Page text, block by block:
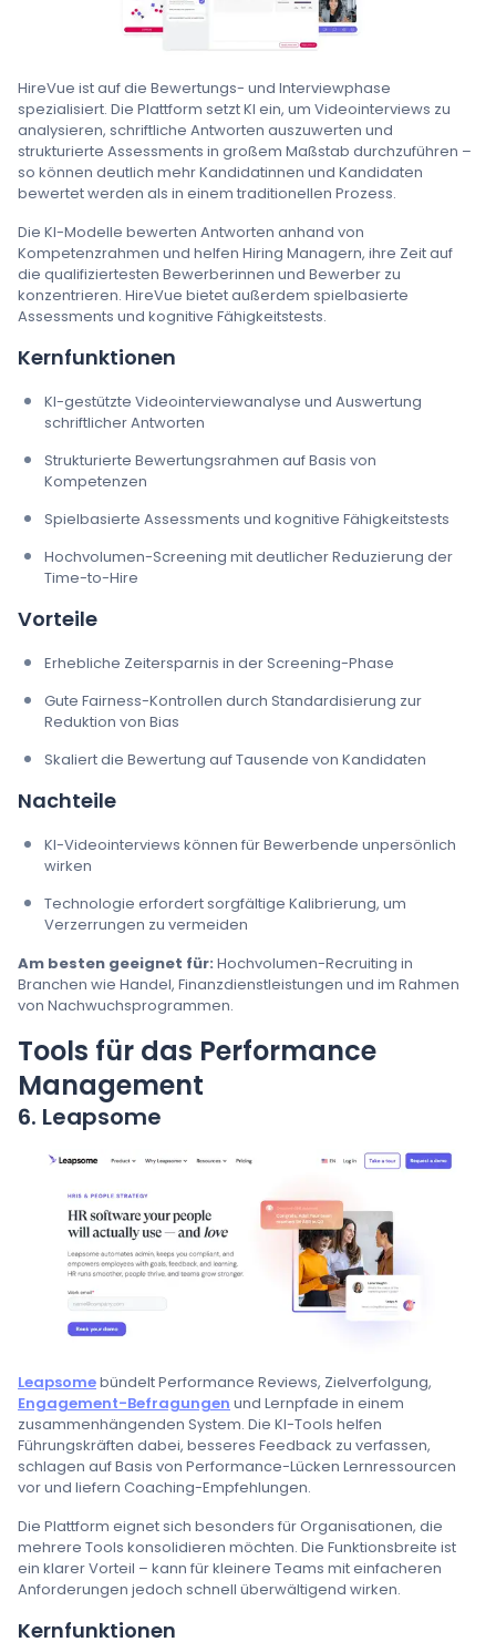
HireVue ist auf die Bewertungs- und Interviewphase
spezialisiert. Die Plattform setzt KI ein, um Videointerviews zu
analysieren, schriftliche Antworten auszuwerten und
strukturierte Assessments in großem Maßstab durchzuführen –
so können deutlich mehr Kandidatinnen und Kandidaten
bewertet werden als in einem traditionellen Prozess.
Die KI-Modelle bewerten Antworten anhand von
Kompetenzrahmen und helfen Hiring Managern, ihre Zeit auf
die qualifiziertesten Bewerberinnen und Bewerber zu
konzentrieren. HireVue bietet außerdem spielbasierte
Assessments und kognitive Fähigkeitstests.
Kernfunktionen
KI-gestützte Videointerviewanalyse und Auswertung
schriftlicher Antworten
Strukturierte Bewertungsrahmen auf Basis von
Kompetenzen
Spielbasierte Assessments und kognitive Fähigkeitstests
Hochvolumen-Screening mit deutlicher Reduzierung der
Time-to-Hire
Vorteile
Erhebliche Zeitersparnis in der Screening-Phase
Gute Fairness-Kontrollen durch Standardisierung zur
Reduktion von Bias
Skaliert die Bewertung auf Tausende von Kandidaten
Nachteile
KI-Videointerviews können für Bewerbende unpersönlich
wirken
Technologie erfordert sorgfältige Kalibrierung, um
Verzerrungen zu vermeiden
Am besten geeignet für: Hochvolumen-Recruiting in
Branchen wie Handel, Finanzdienstleistungen und im Rahmen
von Nachwuchsprogrammen.
Tools für das Performance
Management
6. Leapsome
Leapsomebündelt Performance Reviews, Zielverfolgung,
Engagement-Befragungen und Lernpfade in einem
zusammenhängenden System. Die KI-Tools helfen
Führungskräften dabei, besseres Feedback zu verfassen,
schlagen auf Basis von Performance-Lücken Lernressourcen
vor und liefern Coaching-Empfehlungen.
Die Plattform eignet sich besonders für Organisationen, die
mehrere Tools konsolidieren möchten. Die Funktionsbreite ist
ein klarer Vorteil – kann für kleinere Teams mit einfacheren
Anforderungen jedoch schnell überwältigend wirken.
Kernfunktionen